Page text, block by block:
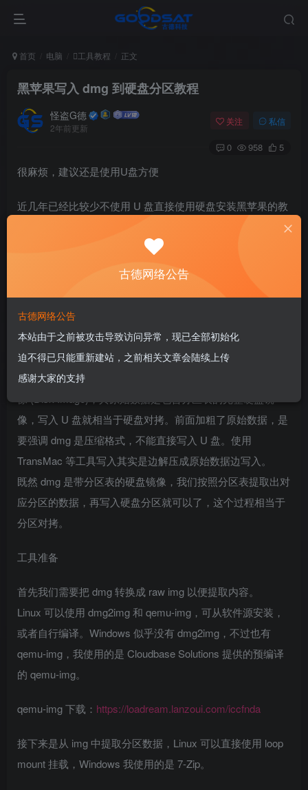
首页 电脑 工具教程 正文
黑苹果写入 dmg 到硬盘分区教程
怪盗G德
2年前更新
关注 私信
0 958 5
很麻烦，建议还是使用U盘方便
近几年已经比较少不使用 U 盘直接使用硬盘安装黑苹果的教
程了。这可能和 U 盘越便宜、速度越快有关，也有可能跟此
本文介绍写入原版 dmg 镜像到硬盘分区的方法 (不需要抹掉
方法原理
教程开始前先介绍清楚此方法的基本原理：
为什么 dmg 镜像只能直接写入到 U 盘？因为 dmg 是硬盘镜
像，写入 U 盘就相当于硬盘对拷。前面加粗了原始数据，是
要强调 dmg 是压缩格式，不能直接写入 U 盘。使用
TransMac 等工具写入其实是边解压成原始数据边写入。
既然 dmg 是带分区表的硬盘镜像，我们按照分区表提取出对
应分区的数据，再写入硬盘分区就可以了，这个过程相当于
分区对拷。
工具准备
首先我们需要把 dmg 转换成 raw img 以便提取内容。
Linux 可以使用 dmg2img 和 qemu-img，可从软件源安装，
或者自行编译。Windows 似乎没有 dmg2img，不过也有
qemu-img，我使用的是 Cloudbase Solutions 提供的预编译
的 qemu-img。
qemu-img 下载： https://loadream.lanzoui.com/iccfnda
接下来是从 img 中提取分区数据，Linux 可以直接使用 loop
mount 挂载，Windows 我使用的是 7-Zip。
古德网络公告
古德网络公告
本站由于之前被攻击导致访问异常，现已全部初始化
迫不得已只能重新建站，之前相关文章会陆续上传
感谢大家的支持